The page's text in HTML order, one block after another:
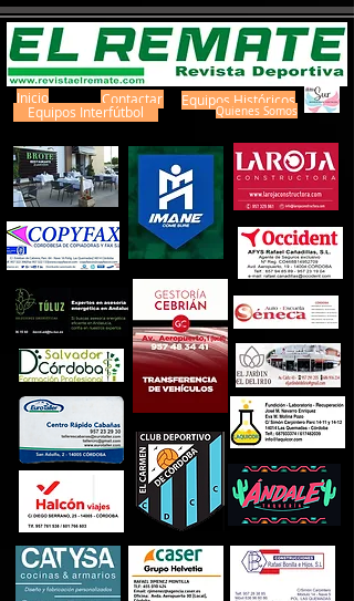
Inicio Contactar
Equipos Interfútbol
Equipos Históricos
Quienes Somos